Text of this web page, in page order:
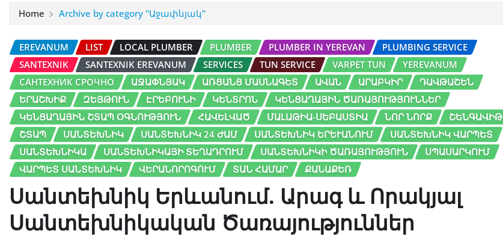
Home Archive by category "Աջափնյակ"
EREVANUM LIST LOCAL PLUMBER PLUMBER PLUMBER IN YEREVAN
PLUMBING SERVICE
SANTEXNIK
SANTEXNIK EREVANUM SERVICES TUN SERVICE VARPET TUN
YEREVANUM
САНТЕХНИК СРОЧНО
ԱՋԱՓՆՅԱԿ ԱՌՑԱՆՑ ՄԱՍՆԱԳԵՏ ԱՎԱՆ ԱՐԱԲԿԻՐ
ԴԱՎԹԱՇԵՆ
ԵՐԱՇԽԻՔ
ԶԵՅԹՈՒՆ ԷՐԵԲՈՒՆԻ ԿԵՆՏՐՈՆ
ԿԵՆՑԱՂԱՅԻՆ ԾԱՌԱՅՈՒԹՅՈՒՆՆԵՐ
ԿԵՆՑԱՂԱՅԻՆ ՇՏԱՊ ՕԳՆՈՒԹՅՈՒՆ
ՀԱՎԵԼՎԱԾ ՄԱԼԱԹԻԱ-ՍԵԲԱՍՏԻԱ ՆՈՐ ՆՈՐՔ
ՇԵՆԳԱՎԻԹ
ՇՏԱՊ
ՍԱՆՏԵԽՆԻԿ ՍԱՆՏԵԽՆԻԿ 24 ԺԱՄ ՍԱՆՏԵԽՆԻԿ ԵՐԵՒԱՆՈՒՄ
ՍԱՆՏԵԽՆԻԿ ՎԱՐՊԵՏ
ՍԱՆՏԵԽՆԻԿԱ
ՍԱՆՏԵԽՆԻԿԱՅԻ ՏԵՂԱԴՐՈՒՄ ՍԱՆՏԵԽՆԻԿԻ ԾԱՌԱՅՈՒԹՅՈՒՆ
ՍՊԱՍԱՐԿՈՒՄ
ՎԱՐՊԵՏ ՍԱՆՏԵԽՆԻԿ
ՎԵՐԱՆՈՐՈԳՈՒՄ ՏԱՆ ՀԱՄԱՐ ՔԱՆԱՔԵՌ
Սանտեխնիկ Երևանում. Արագ և Որակյալ
Սանտեխնիկական Ծառայություններ